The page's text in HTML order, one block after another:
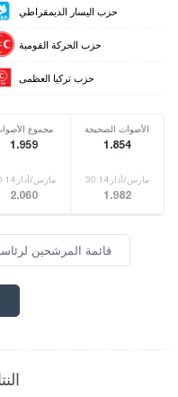
حزب اليسار الديمقراطي
حزب الحركة القومية
حزب تركيا العظمى
مجموع
1.959
الأصوات الصحيحة
1.854
30 مارس/أذار14
2.060
30 مارس/أذار14
1.982
قائمة المرشحين